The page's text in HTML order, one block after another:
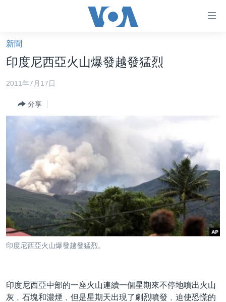
礙
鏈
跳
導
轉
到
檢
台灣
海外港人
新聞自由
揭謊頻道
美國
中國
國際
每日視頻新聞
音頻
新聞
印度尼西亞火山爆發越發猛烈
2011年7月17日
分享
印度尼西亞火山爆發越發猛烈。
印度尼西亞中部的一座火山連續一個星期來不停地噴出火山
灰﹐石塊和濃煙﹐但是星期天出現了劇烈噴發﹐迫使恐慌的